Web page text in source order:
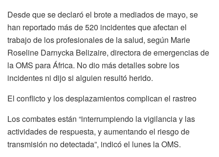
Desde que se declaró el brote a mediados de mayo, se
han reportado más de 520 incidentes que afectan el
trabajo de los profesionales de la salud, según Marie
Roseline Darnycka Belizaire, directora de emergencias de
la OMS para África. No dio más detalles sobre los
incidentes ni dijo si alguien resultó herido.
El conflicto y los desplazamientos complican el rastreo
Los combates están “interrumpiendo la vigilancia y las
actividades de respuesta, y aumentando el riesgo de
transmisión no detectada”, indicó el lunes la OMS.